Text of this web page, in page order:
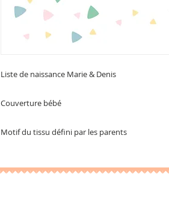
Liste de naissance Marie & Denis
Couverture bébé
Motif du tissu défini par les parents